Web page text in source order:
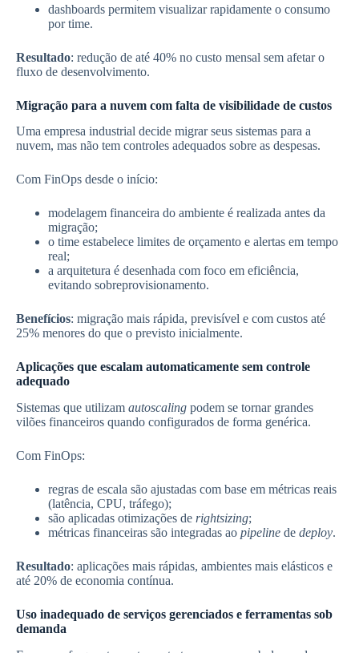
dashboards permitem visualizar rapidamente o consumo
por time.
Resultado: redução de até 40% no custo mensal sem afetar o
fluxo de desenvolvimento.
Migração para a nuvem com falta de visibilidade de custos
Uma empresa industrial decide migrar seus sistemas para a
nuvem, mas não tem controles adequados sobre as despesas.
Com FinOps desde o início:
modelagem financeira do ambiente é realizada antes da
migração;
o time estabelece limites de orçamento e alertas em tempo
real;
a arquitetura é desenhada com foco em eficiência,
evitando sobreprovisionamento.
Benefícios: migração mais rápida, previsível e com custos até
25% menores do que o previsto inicialmente.
Aplicações que escalam automaticamente sem controle
adequado
Sistemas que utilizam autoscaling podem se tornar grandes
vilões financeiros quando configurados de forma genérica.
Com FinOps:
regras de escala são ajustadas com base em métricas reais
(latência, CPU, tráfego);
são aplicadas otimizações de rightsizing;
métricas financeiras são integradas ao pipeline de deploy.
Resultado: aplicações mais rápidas, ambientes mais elásticos e
até 20% de economia contínua.
Uso inadequado de serviços gerenciados e ferramentas sob
demanda